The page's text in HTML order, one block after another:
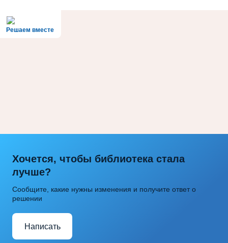
Решаем вместе
Хочется, чтобы библиотека стала
лучше?
Сообщите, какие нужны изменения и получите ответ о
решении
Написать